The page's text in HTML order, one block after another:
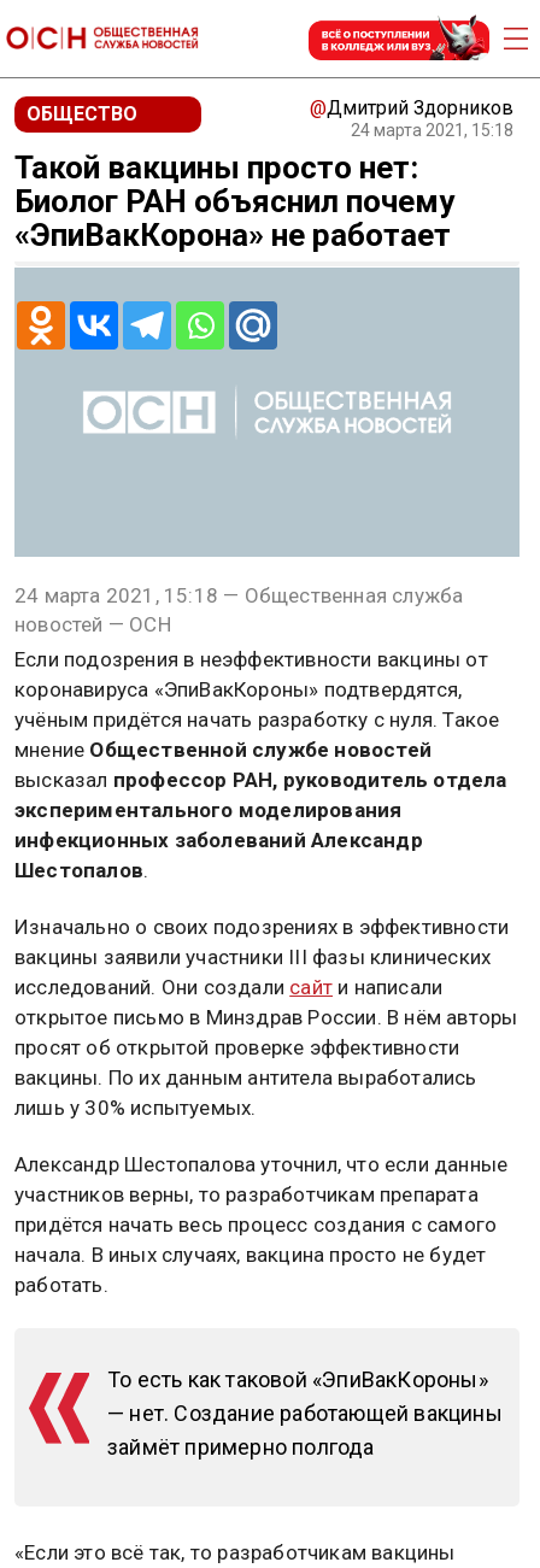
ОБЩЕСТВО @Дмитрий Здорников
24 марта 2021, 15:18
Такой вакцины просто нет:
Биолог РАН объяснил почему
«ЭпиВакКорона» не работает
24 марта 2021, 15:18 — Общественная служба
новостей — ОСН
Если подозрения в неэффективности вакцины от
коронавируса «ЭпиВакКороны» подтвердятся,
учёным придётся начать разработку с нуля. Такое
мнение Общественной службе новостей
высказал профессор РАН, руководитель отдела
экспериментального моделирования
инфекционных заболеваний Александр
Шестопалов.
Изначально о своих подозрениях в эффективности
вакцины заявили участники III фазы клинических
исследований. Они создали сайт и написали
открытое письмо в Минздрав России. В нём авторы
просят об открытой проверке эффективности
вакцины. По их данным антитела выработались
лишь у 30% испытуемых.
Александр Шестопалова уточнил, что если данные
участников верны, то разработчикам препарата
придётся начать весь процесс создания с самого
начала. В иных случаях, вакцина просто не будет
работать.
То есть как таковой «ЭпиВакКороны»
— нет. Создание работающей вакцины
займёт примерно полгода
«Если это всё так, то разработчикам вакцины